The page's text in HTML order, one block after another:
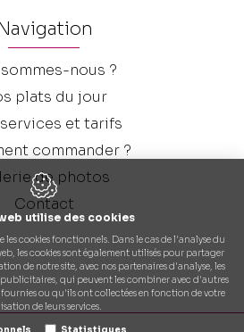
nous ?
plats du jour
et tarifs
commander ?
de photos
Contact
utilise des cookies
les cookies fonctionnels. Dans le cas de l'analyse du
les cookies sont également utilisés pour partager
de notre site, avec nos partenaires d'analyse, les
publicitaires, qui peuvent les combiner avec d'autres
ou qu'ils ont collectées en fonction de votre
de leurs services.